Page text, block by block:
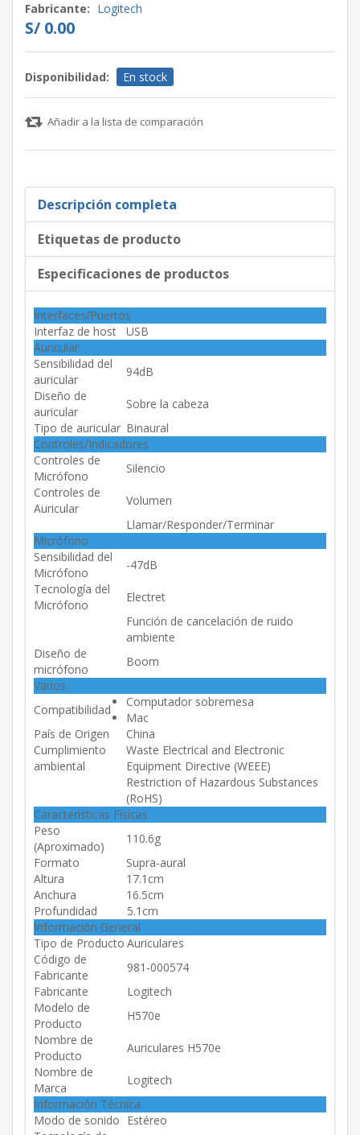
Fabricante: Logitech
S/ 0.00
Disponibilidad: En stock
Añadir a la lista de comparación
Descripción completa
Etiquetas de producto
Especificaciones de productos
Interfaces/Puertos
Interfaz de host
USB
Auricular
Sensibilidad del
auricular
94dB
Diseño de
auricular
Sobre la cabeza
Tipo de auricular Binaural
Controles/Indicadores
Controles de
Micrófono
Silencio
Controles de
Auricular
Volumen
Llamar/Responder/Terminar
Micrófono
Sensibilidad del
Micrófono
-47dB
Tecnología del
Micrófono
Electret
Función de cancelación de ruido
ambiente
Diseño de
micrófono
Boom
Varios
Compatibilidad
Computador sobremesa
Mac
País de Origen
China
Cumplimiento
ambiental
Waste Electrical and Electronic
Equipment Directive (WEEE)
Restriction of Hazardous Substances
(RoHS)
Características Físicas
Peso
(Aproximado)
110.6g
Formato
Supra-aural
Altura
17.1cm
Anchura
16.5cm
Profundidad
5.1cm
Información General
Tipo de Producto Auriculares
Código de
Fabricante
981-000574
Fabricante
Logitech
Modelo de
Producto
H570e
Nombre de
Producto
Auriculares H570e
Nombre de
Marca
Logitech
Información Técnica
Modo de sonido Estéreo